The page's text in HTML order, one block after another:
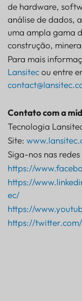
de hardware,
análise de dados,
uma ampla gama
construção,
Para mais
Lansitecou entre
Contato com a
Tecnologia
Site:
Siga-nos nas redes
https://
https://
ec/
https://
https://